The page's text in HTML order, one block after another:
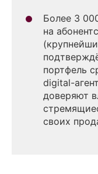
Более 3
на
портфель
digital-
доверяют
своих